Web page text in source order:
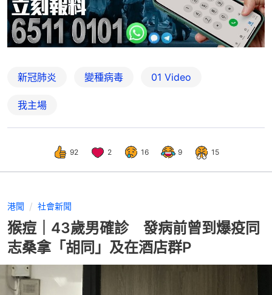
新冠肺炎 變種病毒 01 Video
我主場
92 2 16 9 15
港聞 社會新聞
猴痘｜43歲男確診 發病前曾到爆疫同
志桑拿「胡同」及在酒店群P